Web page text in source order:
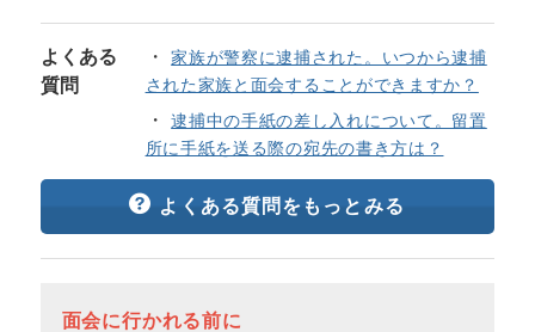
よくある
質問
家族が警察に逮捕された。いつから逮捕
された家族と面会することができますか？
逮捕中の手紙の差し入れについて。留置
所に手紙を送る際の宛先の書き方は？
よくある質問をもっとみる
面会に行かれる前に